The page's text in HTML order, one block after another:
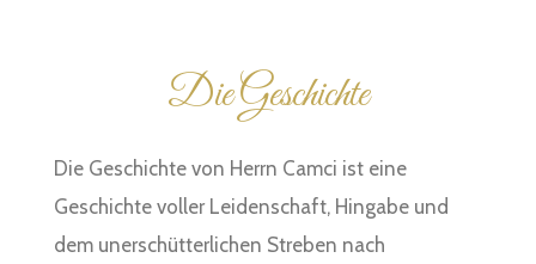
Die Geschichte
Die Geschichte von Herrn Camci ist eine
Geschichte voller Leidenschaft, Hingabe und
dem unerschütterlichen Streben nach